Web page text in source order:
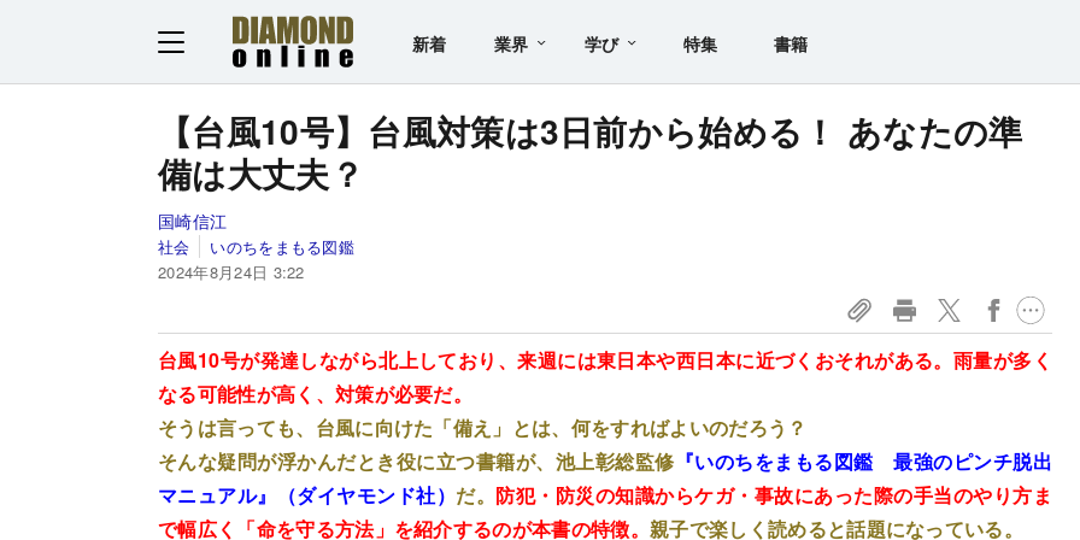
新着 業界 学び 特集 書籍
【台風10号】台風対策は3日前から始める！ あなたの準
備は大丈夫？
国崎信江
社会
いのちをまもる図鑑
2024年8月24日 3:22
台風10号が発達しながら北上しており、来週には東日本や西日本に近づくおそれがある。雨量が多く
なる可能性が高く、対策が必要だ。
そうは言っても、台風に向けた「備え」とは、何をすればよいのだろう？
そんな疑問が浮かんだとき役に立つ書籍が、池上彰総監修 『いのちをまもる図鑑 最強のピンチ脱出
マニュアル』（ダイヤモンド社） だ。 防犯・防災の知識からケガ・事故にあった際の手当のやり方ま
で幅広く「命を守る方法」を紹介するのが本書の特徴。親子で楽しく読めると話題になっている。